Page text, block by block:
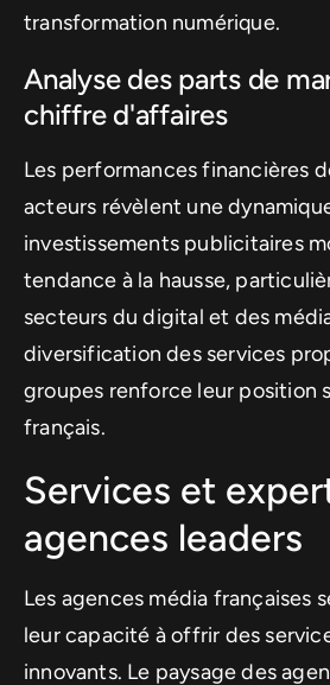
transformation numérique.
Analyse des parts de
chiffre d'affaires
Les performances financières
acteurs révèlent une
investissements publicitaires
tendance à la hausse,
secteurs du digital et des
diversification des services
groupes renforce leur position
français.
Services et
agences leaders
Les agences média françaises
leur capacité à offrir des
innovants. Le paysage des